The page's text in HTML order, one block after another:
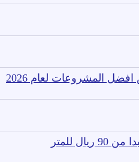
المشروعات لعام 2026
للمتر